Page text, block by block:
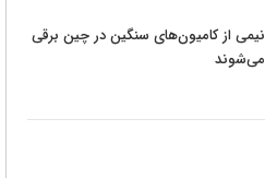
نیمی از کامیون‌‌های سنگین در چین برقی
می‌شوند